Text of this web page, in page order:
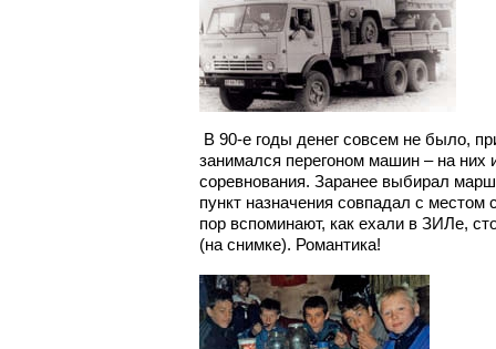
В 90-е годы денег совсем не было,
занимался перегоном машин – на
соревнования. Заранее выбирал
пункт назначения совпадал с местом
пор вспоминают, как ехали в ЗИЛе,
(на снимке). Романтика!